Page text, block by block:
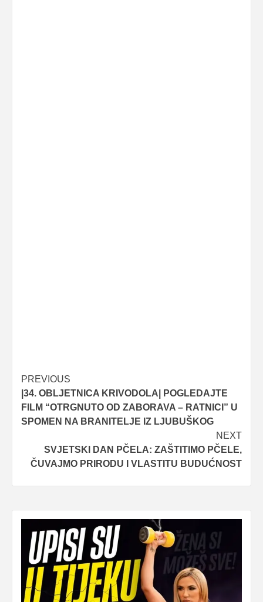
Post
navigation
PREVIOUS
|34. OBLJETNICA KRIVODOLA| POGLEDAJTE
FILM “OTRGNUTO OD ZABORAVA – RATNICI” U
SPOMEN NA BRANITELJE IZ LJUBUŠKOG
NEXT
SVJETSKI DAN PČELA: ZAŠTITIMO PČELE,
ČUVAJMO PRIRODU I VLASTITU BUDUĆNOST